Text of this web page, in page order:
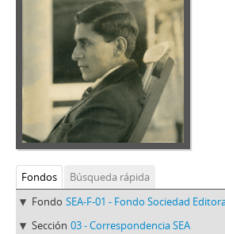
Fondos
Búsqueda rápida
Fondo SEA-F-01 - Fondo Sociedad
Sección 03 - Correspondencia SEA